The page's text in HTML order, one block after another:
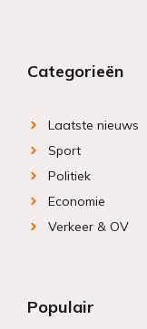
Categorieën
Laatste nieuws
Sport
Politiek
Economie
Verkeer & OV
Populair